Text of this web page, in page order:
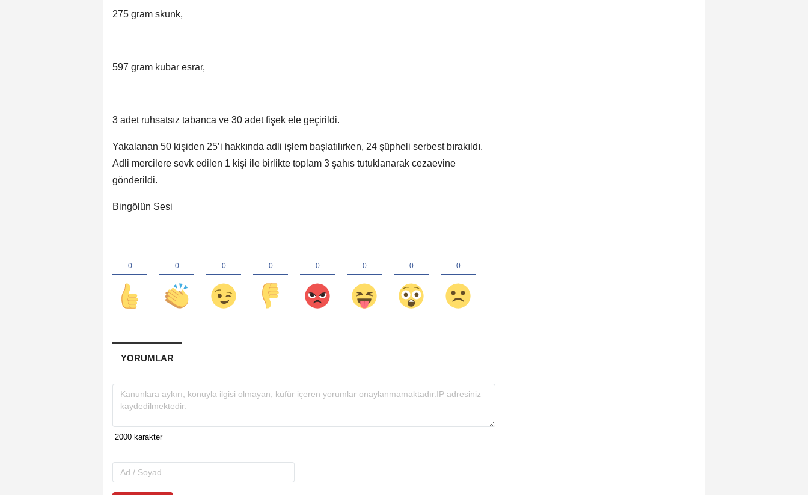
275 gram skunk,
597 gram kubar esrar,
3 adet ruhsatsız tabanca ve 30 adet fişek ele geçirildi.
Yakalanan 50 kişiden 25’i hakkında adli işlem başlatılırken, 24 şüpheli serbest bırakıldı.
Adli mercilere sevk edilen 1 kişi ile birlikte toplam 3 şahıs tutuklanarak cezaevine
gönderildi.
Bingölün Sesi
YORUMLAR